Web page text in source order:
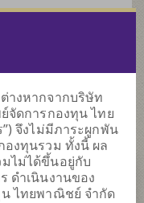
รเลี้ยงชีพ
ลงทุนในต่าง
างหากจากบริษัท
จัดการกองทุน ไทย
จึงไม่มีภาระผูกพัน
งทุนรวม ทั้งนี้ ผล
ไม่ได้ขึ้นอยู่กับ
ดำเนินงานของ
ไทยพาณิชย์ จำกัด